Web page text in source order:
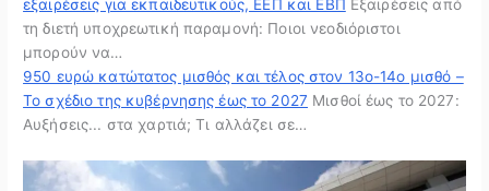
εξαιρέσεις για εκπαιδευτικούς, ΕΕΠ και ΕΒΠ Εξαιρέσεις από
τη διετή υποχρεωτική παραμονή: Ποιοι νεοδιόριστοι
μπορούν να…
950 ευρώ κατώτατος μισθός και τέλος στον 13ο-14ο μισθό –
Το σχέδιο της κυβέρνησης έως το 2027 Μισθοί έως το 2027:
Αυξήσεις... στα χαρτιά; Τι αλλάζει σε…